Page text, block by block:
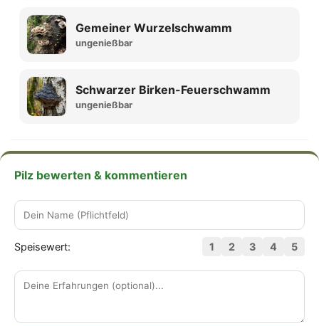
Gemeiner Wurzelschwamm
ungenießbar
Schwarzer Birken-Feuerschwamm
ungenießbar
Pilz bewerten & kommentieren
Speisewert: 1 2 3 4 5